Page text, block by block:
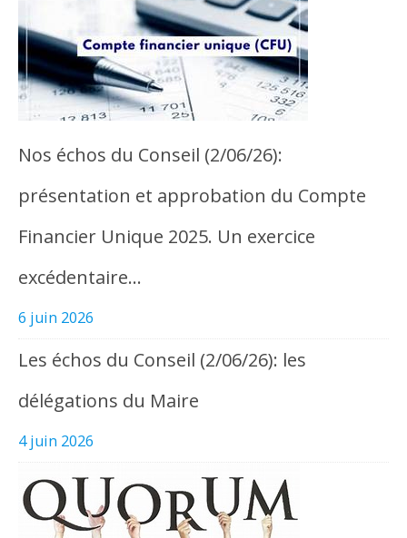
Nos échos du Conseil (2/06/26):
présentation et approbation du Compte
Financier Unique 2025. Un exercice
excédentaire…
6 juin 2026
Les échos du Conseil (2/06/26): les
délégations du Maire
4 juin 2026